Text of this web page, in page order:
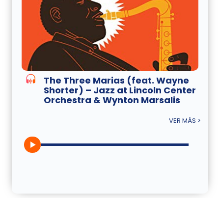
The Three Marias (feat. Wayne
Shorter) – Jazz at Lincoln Center
Orchestra & Wynton Marsalis
VER MÁS >